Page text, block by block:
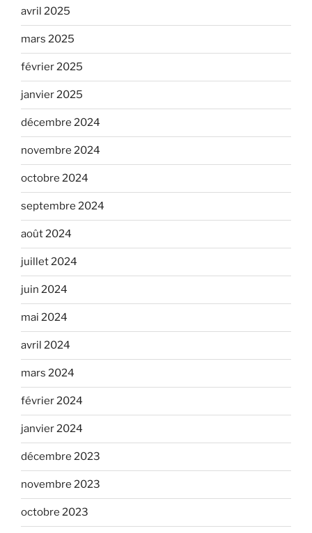
avril 2025
mars 2025
février 2025
janvier 2025
décembre 2024
novembre 2024
octobre 2024
septembre 2024
août 2024
juillet 2024
juin 2024
mai 2024
avril 2024
mars 2024
février 2024
janvier 2024
décembre 2023
novembre 2023
octobre 2023